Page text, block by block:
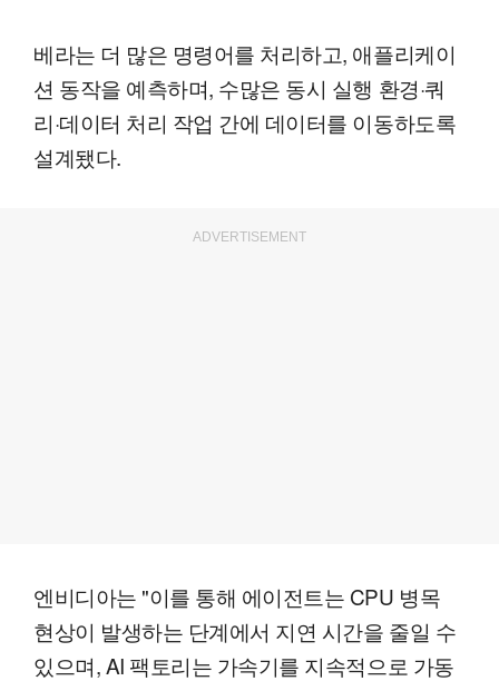
베라는 더 많은 명령어를 처리하고, 애플리케이
션 동작을 예측하며, 수많은 동시 실행 환경·쿼
리·데이터 처리 작업 간에 데이터를 이동하도록
설계됐다.
ADVERTISEMENT
엔비디아는 "이를 통해 에이전트는 CPU 병목
현상이 발생하는 단계에서 지연 시간을 줄일 수
있으며, AI 팩토리는 가속기를 지속적으로 가동